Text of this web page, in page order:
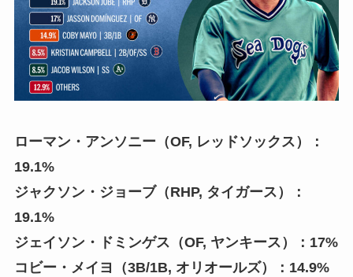
ローマン・アンソニー（OF, レッドソックス）：
19.1%
ジャクソン・ジョーブ（RHP, タイガース）：
19.1%
ジェイソン・ドミンゲス（OF, ヤンキース）：17%
コビー・メイヨ（3B/1B, オリオールズ）：14.9%